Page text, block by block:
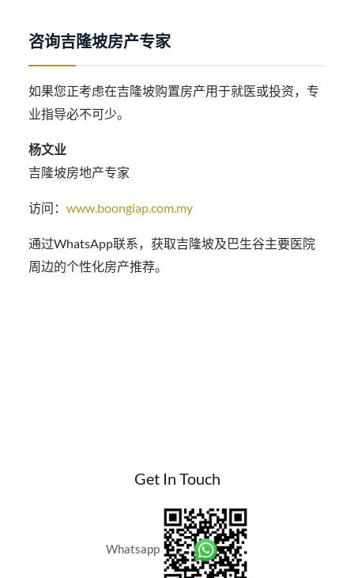
咨询吉隆坡房产专家
如果您正考虑在吉隆坡购置房产用于就医或投资，专
业指导必不可少。
杨文业
吉隆坡房地产专家
访问：www.boongiap.com.my
通过WhatsApp联系，获取吉隆坡及巴生谷主要医院
周边的个性化房产推荐。
Get In Touch
Whatsapp